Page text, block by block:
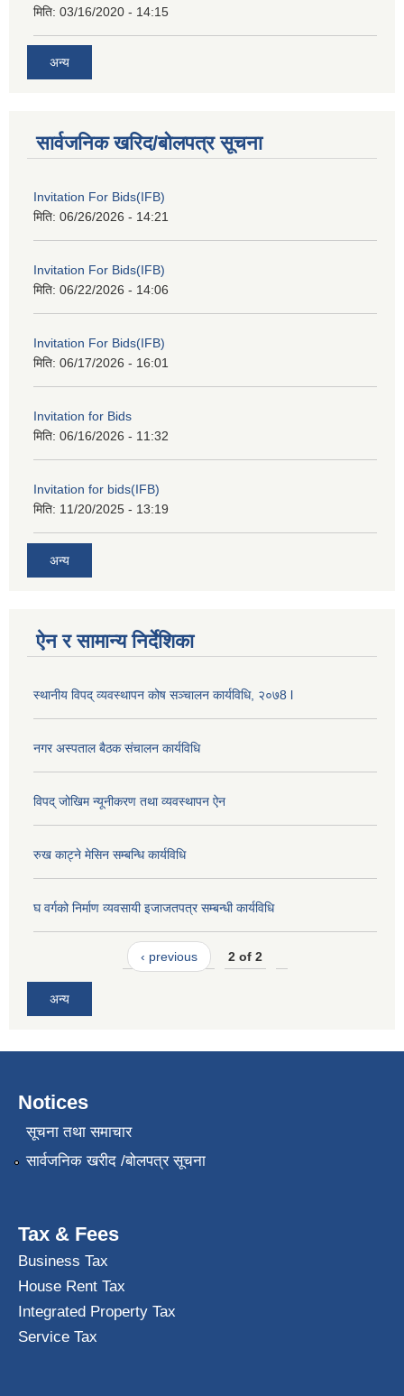
मिति: 03/16/2020 - 14:15
अन्य
सार्वजनिक खरिद/बोलपत्र सूचना
Invitation For Bids(IFB)
मिति: 06/26/2026 - 14:21
Invitation For Bids(IFB)
मिति: 06/22/2026 - 14:06
Invitation For Bids(IFB)
मिति: 06/17/2026 - 16:01
Invitation for Bids
मिति: 06/16/2026 - 11:32
Invitation for bids(IFB)
मिति: 11/20/2025 - 13:19
अन्य
ऐन र सामान्य निर्देशिका
स्थानीय विपद् व्यवस्थापन कोष सञ्चालन कार्यविधि, २०७8 l
नगर अस्पताल बैठक संचालन कार्यविधि
विपद् जोखिम न्यूनीकरण तथा व्यवस्थापन ऐन
रुख काट्ने मेसिन सम्बन्धि कार्यविधि
घ वर्गको निर्माण व्यवसायी इजाजतपत्र सम्बन्धी कार्यविधि
‹ previous 2 of 2
अन्य
Notices
सूचना तथा समाचार
सार्वजनिक खरीद /बोलपत्र सूचना
Tax & Fees
Business Tax
House Rent Tax
Integrated Property Tax
Service Tax